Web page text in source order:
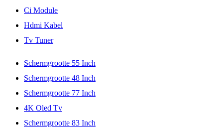
Ci Module
Hdmi Kabel
Tv Tuner
Schermgrootte 55 Inch
Schermgrootte 48 Inch
Schermgrootte 77 Inch
4K Oled Tv
Schermgrootte 83 Inch